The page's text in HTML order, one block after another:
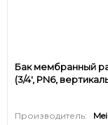
Бак мембранный
(3/4', PN6,
Производитель: